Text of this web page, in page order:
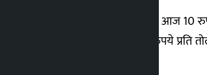
इसी तरह चांदी की कीमत में आज 10
की कीमत में आज 4,300 रुपये प्रति